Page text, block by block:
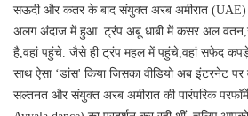
सऊदी और कतर के बाद संयुक्त अरब अमीरात (UAE)
अलग अंदाज में हुआ. ट्रंप अबू धाबी में कसर अल
है,वहां पहुंचे. जैसे ही ट्रंप महल में पहुंचे,वहां सफेद
साथ ऐसा ‘डांस' किया जिसका वीडियो अब इंटरनेट
सल्तनत और संयुक्त अरब अमीरात की पारंपरिक